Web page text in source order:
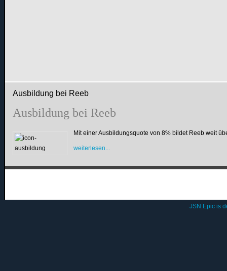
Ausbildung bei Reeb
Ausbildung bei Reeb
Mit einer Ausbildungsquote von 8% bildet Reeb weit
weiterlesen...
JSN Epic is